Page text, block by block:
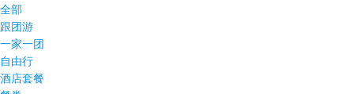
全部
跟团游
一家一团
自由行
酒店套餐